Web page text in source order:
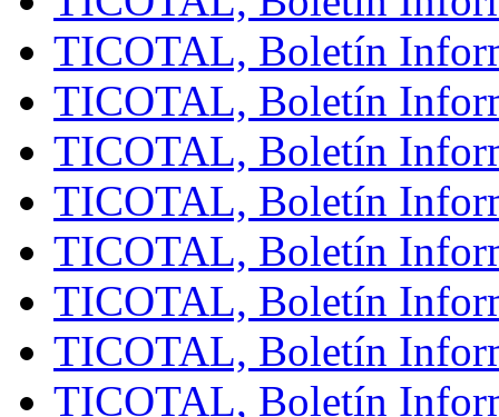
TICOTAL, Boletín
TICOTAL, Boletín
TICOTAL, Boletín
TICOTAL, Boletín
TICOTAL, Boletín
TICOTAL, Boletín
TICOTAL, Boletín
TICOTAL, Boletín